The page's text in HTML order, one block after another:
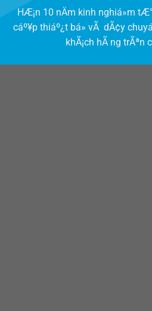
HÆ¡n 10 nÄm kinh nghiá»m
cáº¥p thiáº¿t bá» vÃ dÃ¢y
khÃ¡ch hÃ ng trÃªn